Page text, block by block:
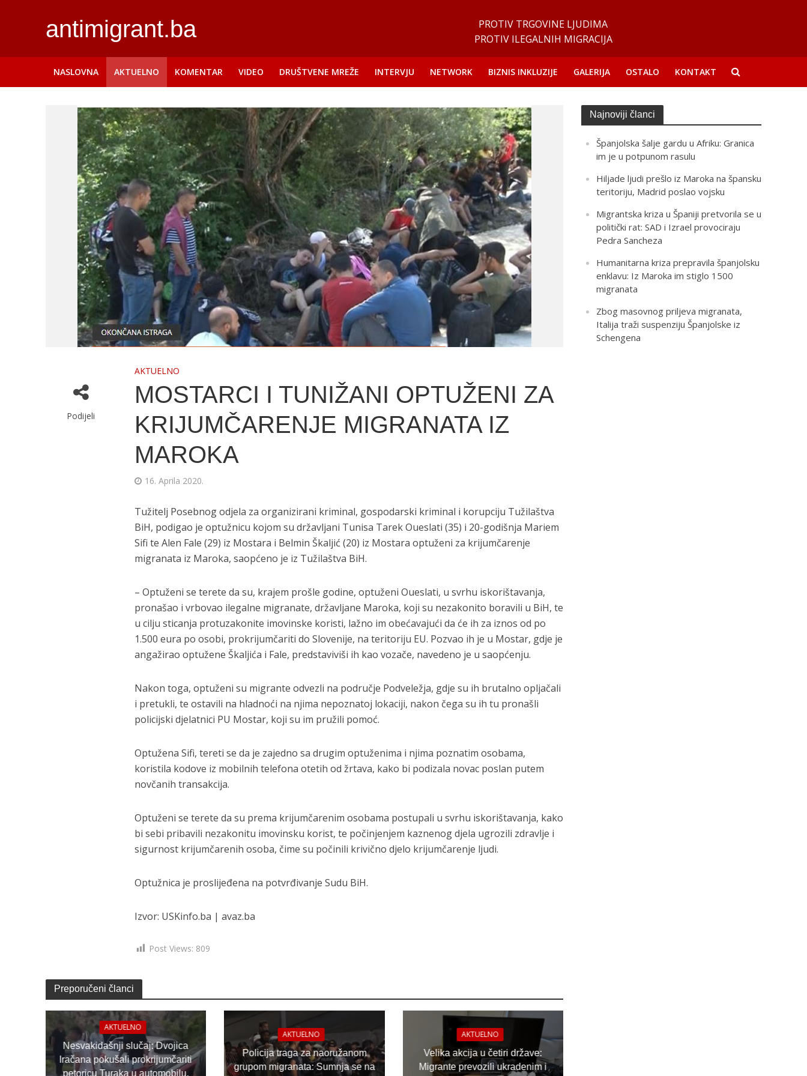
antimigrant.ba
PROTIV TRGOVINE LJUDIMA
PROTIV ILEGALNIH MIGRACIJA
NASLOVNA AKTUELNO KOMENTAR VIDEO DRUŠTVENE MREŽE INTERVJU NETWORK BIZNIS INKLUZIJE GALERIJA OSTALO KONTAKT
Podijeli
AKTUELNO
MOSTARCI I TUNIŽANI OPTUŽENI ZA
KRIJUMČARENJE MIGRANATA IZ
MAROKA
16. Aprila 2020.
Tužitelj Posebnog odjela za organizirani kriminal, gospodarski kriminal i korupciju Tužilaštva
BiH, podigao je optužnicu kojom su državljani Tunisa Tarek Oueslati (35) i 20-godišnja Mariem
Sifi te Alen Fale (29) iz Mostara i Belmin Škaljić (20) iz Mostara optuženi za krijumčarenje
migranata iz Maroka, saopćeno je iz Tužilaštva BiH.
– Optuženi se terete da su, krajem prošle godine, optuženi Oueslati, u svrhu iskorištavanja,
pronašao i vrbovao ilegalne migranate, državljane Maroka, koji su nezakonito boravili u BiH, te
u cilju sticanja protuzakonite imovinske koristi, lažno im obećavajući da će ih za iznos od po
1.500 eura po osobi, prokrijumčariti do Slovenije, na teritoriju EU. Pozvao ih je u Mostar, gdje je
angažirao optužene Škaljića i Fale, predstaviviši ih kao vozače, navedeno je u saopćenju.
Nakon toga, optuženi su migrante odvezli na područje Podveležja, gdje su ih brutalno opljačali
i pretukli, te ostavili na hladnoći na njima nepoznatoj lokaciji, nakon čega su ih tu pronašli
policijski djelatnici PU Mostar, koji su im pružili pomoć.
Optužena Sifi, tereti se da je zajedno sa drugim optuženima i njima poznatim osobama,
koristila kodove iz mobilnih telefona otetih od žrtava, kako bi podizala novac poslan putem
novčanih transakcija.
Optuženi se terete da su prema krijumčarenim osobama postupali u svrhu iskorištavanja, kako
bi sebi pribavili nezakonitu imovinsku korist, te počinjenjem kaznenog djela ugrozili zdravlje i
sigurnost krijumčarenih osoba, čime su počinili krivično djelo krijumčarenje ljudi.
Optužnica je proslijeđena na potvrđivanje Sudu BiH.
Izvor: USKinfo.ba | avaz.ba
Post Views: 809
Preporučeni članci
AKTUELNO
Nesvakidašnji slučaj: Dvojica
Iračana pokušali prokrijumčariti
petoricu Turaka u automobilu,
AKTUELNO
Policija traga za naoružanom
grupom migranata: Sumnja se na
AKTUELNO
Velika akcija u četiri države:
Migrante prevozili ukradenim i
Najnoviji članci
Španjolska šalje gardu u Afriku: Granica
im je u potpunom rasulu
Hiljade ljudi prešlo iz Maroka na špansku
teritoriju, Madrid poslao vojsku
Migrantska kriza u Španiji pretvorila se u
politički rat: SAD i Izrael provociraju
Pedra Sancheza
Humanitarna kriza prepravila španjolsku
enklavu: Iz Maroka im stiglo 1500
migranata
Zbog masovnog priljeva migranata,
Italija traži suspenziju Španjolske iz
Schengena